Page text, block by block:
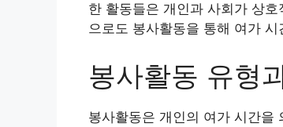
한 활동들은 개인과 사회가 상
으로도 봉사활동을 통해 여가
봉사활동 유형
봉사활동은 개인의 여가 시간을